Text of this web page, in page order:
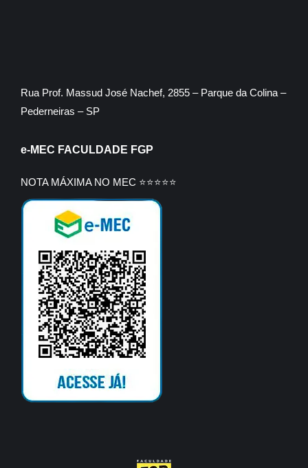
Rua Prof. Massud José Nachef, 2855 – Parque da Colina –
Pederneiras – SP
e-MEC FACULDADE FGP
NOTA MÁXIMA NO MEC ⭐⭐⭐⭐⭐